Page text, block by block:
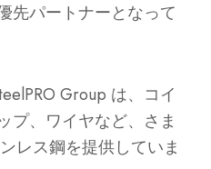
先パートナーとなって
Group は、コイ
プ、ワイヤなど、さま
レス鋼を提供していま